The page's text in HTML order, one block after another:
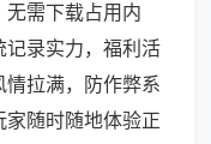
需下载占用内
录实力，福利活
拉满，防作弊系
随时随地体验正